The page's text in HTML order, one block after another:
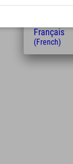
Français
(French)